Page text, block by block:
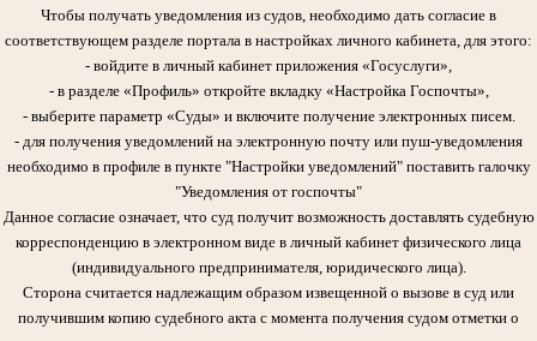
Чтобы получать уведомления из судов, необходимо дать согласие в
соответствующем разделе портала в настройках личного кабинета, для этого:
- войдите в личный кабинет приложения «Госуслуги»,
- в разделе «Профиль» откройте вкладку «Настройка Госпочты»,
- выберите параметр «Суды» и включите получение электронных писем.
- для получения уведомлений на электронную почту или пуш-уведомления
необходимо в профиле в пункте "Настройки уведомлений" поставить галочку
"Уведомления от госпочты"
Данное согласие означает, что суд получит возможность доставлять судебную
корреспонденцию в электронном виде в личный кабинет физического лица
(индивидуального предпринимателя, юридического лица).
Сторона считается надлежащим образом извещенной о вызове в суд или
получившим копию судебного акта с момента получения судом отметки о